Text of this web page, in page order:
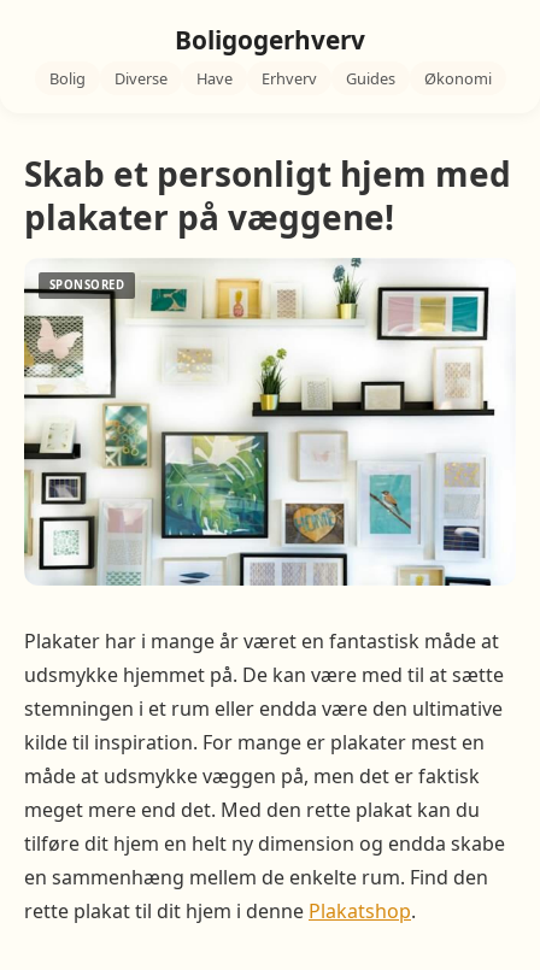
Boligogerhverv
Bolig Diverse Have Erhverv Guides Økonomi
Skab et personligt hjem med
plakater på væggene!
Plakater har i mange år været en fantastisk måde at
udsmykke hjemmet på. De kan være med til at sætte
stemningen i et rum eller endda være den ultimative
kilde til inspiration. For mange er plakater mest en
måde at udsmykke væggen på, men det er faktisk
meget mere end det. Med den rette plakat kan du
tilføre dit hjem en helt ny dimension og endda skabe
en sammenhæng mellem de enkelte rum. Find den
rette plakat til dit hjem i denne Plakatshop.